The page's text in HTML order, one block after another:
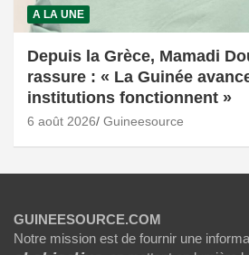
A LA UNE
Depuis la Grèce, Mamadi
rassure : « La Guinée
institutions fonctionnent »
6 août 2026 Guineesource
GUINEESOURCE.COM
Notre mission est de fournir une